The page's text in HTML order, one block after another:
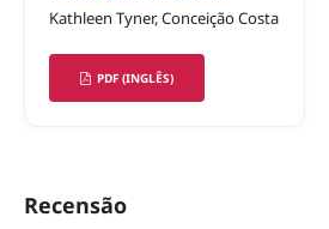
Kathleen Tyner, Conceição Costa
PDF (INGLÊS)
Recensão